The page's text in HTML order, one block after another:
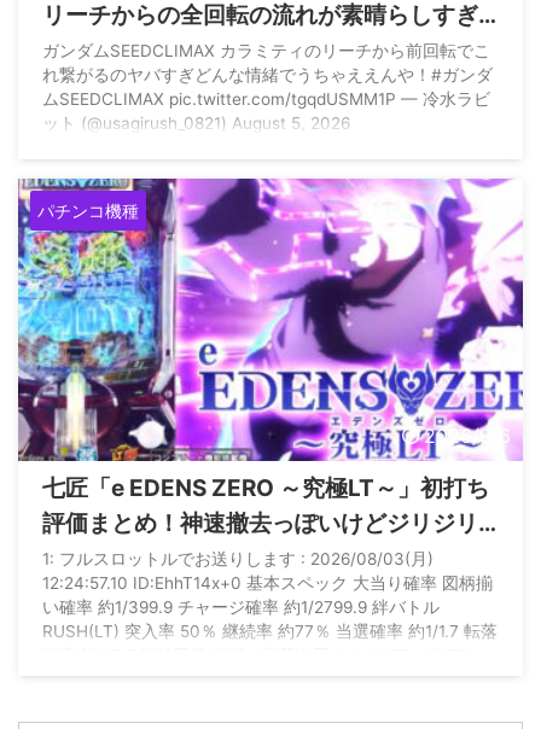
リーチからの全回転の流れが素晴らしすぎ
ると話題に
ガンダムSEEDCLIMAX カラミティのリーチから前回転でこ
れ繋がるのヤバすぎどんな情緒でうちゃええんや！#ガンダ
ムSEEDCLIMAX pic.twitter.com/tgqdUSMM1P — 冷水ラビ
ット (@usagirush_0821) August 5, 2026
パチンコ機種
2026/8/6
七匠「e EDENS ZERO ～究極LT～」初打ち
評価まとめ！神速撤去っぽいけどジリジリ
人気出る機種ってあったか？
1: フルスロットルでお送りします : 2026/08/03(月)
12:24:57.10 ID:EhhT14x+0 基本スペック 大当り確率 図柄揃
い確率 約1/399.9 チャージ確率 約1/2799.9 絆バトル
RUSH(LT) 突入率 50％ 継続率 約77％ 当選確率 約1/1.7 転落